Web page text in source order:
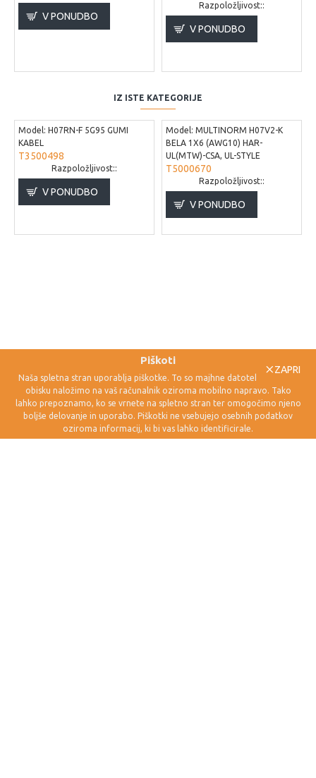
V PONUDBO
Razpoložljivost::
V PONUDBO
IZ ISTE KATEGORIJE
Model: H07RN-F 5G95 GUMI
KABEL
T3500498
Razpoložljivost::
V PONUDBO
Model: MULTINORM H07V2-K
BELA 1X6 (AWG10) HAR-
UL(MTW)-CSA, UL-STYLE
T5000670
Razpoložljivost::
V PONUDBO
ZAPRI
Piškoti
Naša spletna stran uporablja piškotke. To so majhne datoteke, ki jih ob
obisku naložimo na vaš računalnik oziroma mobilno napravo. Tako
lahko prepoznamo, ko se vrnete na spletno stran ter omogočimo njeno
boljše delovanje in uporabo. Piškotki ne vsebujejo osebnih podatkov
oziroma informacij, ki bi vas lahko identificirale.